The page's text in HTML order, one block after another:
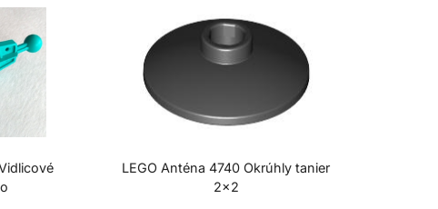
LEGO Anténa 4740 Okrúhly tanier
2×2